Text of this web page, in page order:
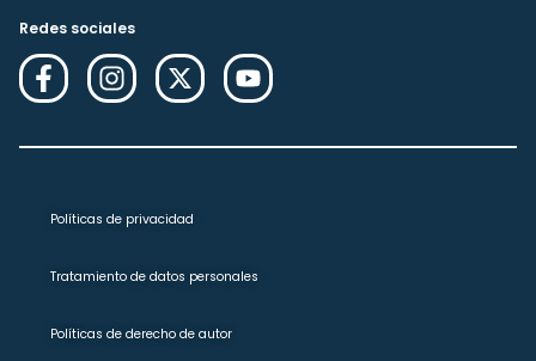
Redes sociales
Políticas de privacidad
Tratamiento de datos personales
Políticas de derecho de autor